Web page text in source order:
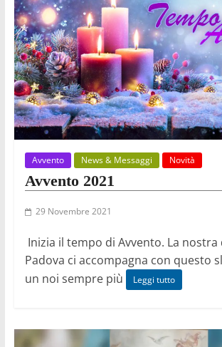
Avvento News & Messaggi Novità
Avvento 2021
29 Novembre 2021
Inizia il tempo di Avvento. La nostra
Padova ci accompagna con questo
un noi sempre più
Leggi tutto